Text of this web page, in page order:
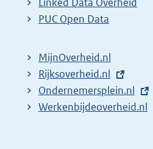
r
l
i
n
k
PUC Open Data
MijnOverheid.nl
E
x
t
Rijksoverheid.nl
E
x
Ondernemersplein.nl
E
Werkenbijdeoverheid.nl